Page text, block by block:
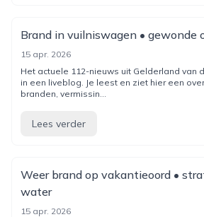
Brand in vuilniswagen • gewonde
15 apr. 2026
Het actuele 112-nieuws uit Gelderland van
in een liveblog. Je leest en ziet hier een
branden, vermissin...
Lees verder
Weer brand op vakantieoord •
water
15 apr. 2026